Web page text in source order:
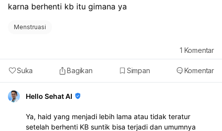
karna berhenti kb itu gimana ya
Menstruasi
Suka Bagikan Simpan Komentar
1 Komentar
Hello Sehat AI
Ya, haid yang menjadi lebih lama atau tidak teratur
setelah berhenti KB suntik bisa terjadi dan umumnya